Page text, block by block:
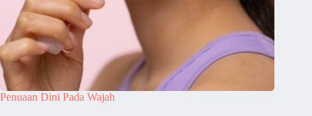
Penuaan Dini Pada Wajah